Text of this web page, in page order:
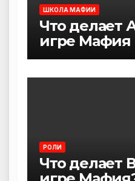
ШКОЛА МАФИИ
Что делает
игре Мафия
РОЛИ
Что делает